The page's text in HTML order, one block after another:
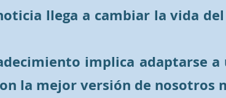
llega a cambiar la vida
implica adaptarse
la mejor versión de nosotros